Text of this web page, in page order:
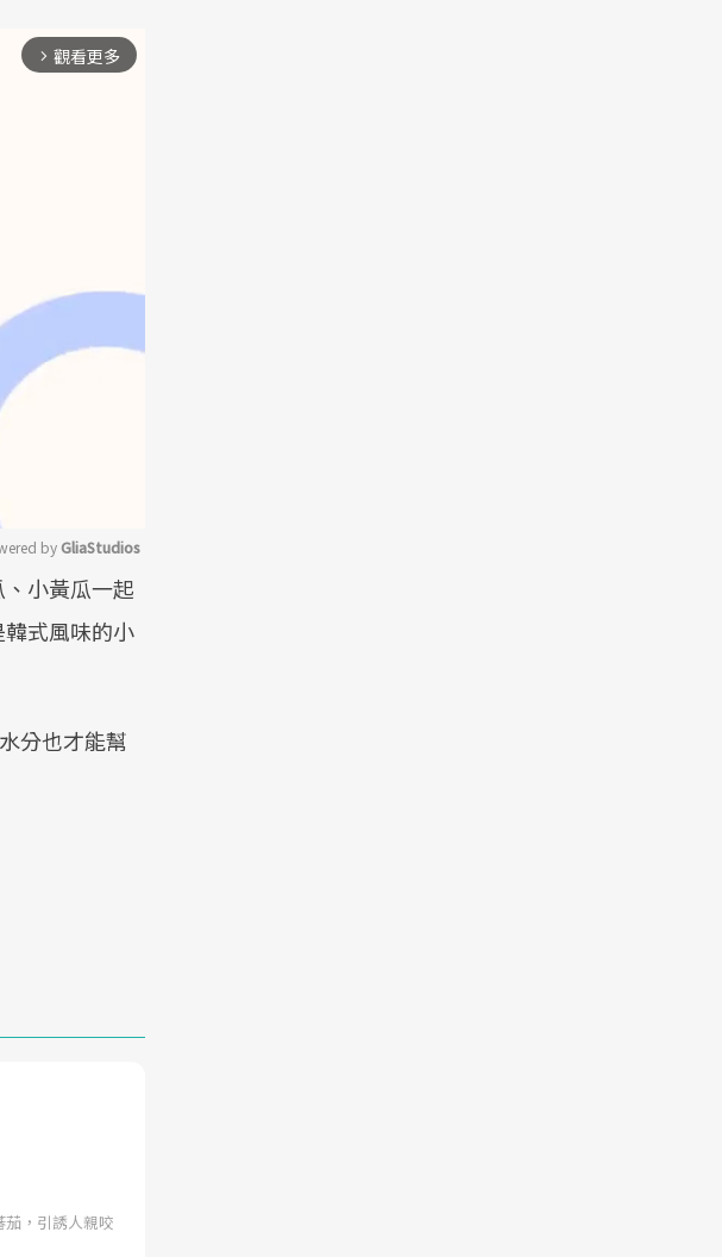
arrow_forward_ios 觀看更多
Mute
by GliaStudios
小黃瓜一起
式風味的小
分也才能幫
，引誘人親咬